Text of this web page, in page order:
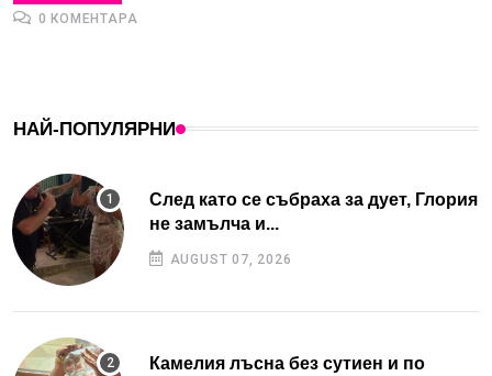
0 КОМЕНТАРА
НАЙ-ПОПУЛЯРНИ
След като се събраха за дует, Глория
не замълча и...
AUGUST 07, 2026
Камелия лъсна без сутиен и по